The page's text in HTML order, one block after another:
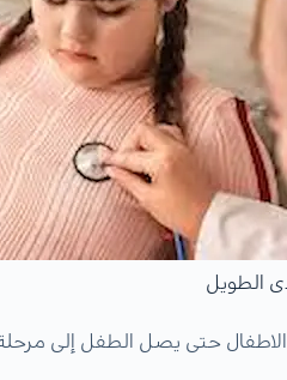
الطويل
حتى يصل الطفل إلى